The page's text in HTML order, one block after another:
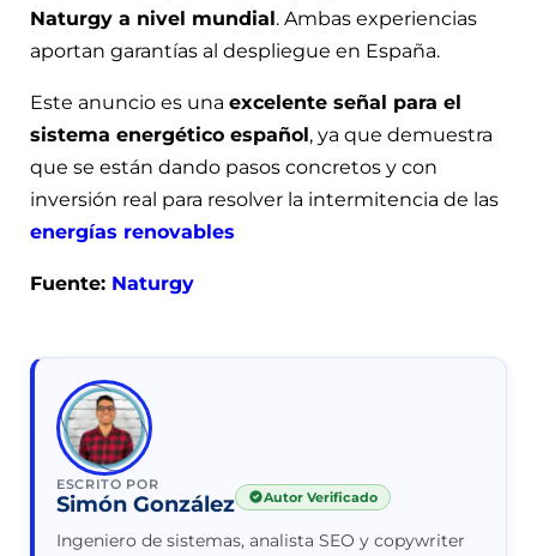
Naturgy a nivel mundial. Ambas experiencias
aportan garantías al despliegue en España.
Este anuncio es una excelente señal para el
sistema energético español, ya que demuestra
que se están dando pasos concretos y con
inversión real para resolver la intermitencia de las
energías renovables
Fuente: Naturgy
ESCRITO POR
Simón González Autor Verificado
Ingeniero de sistemas, analista SEO y copywriter